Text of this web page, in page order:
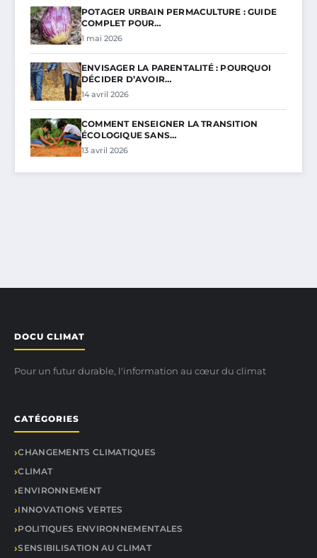
POTAGER URBAIN PERMACULTURE : GUIDE
COMPLET POUR…
1 mai 2026
ENVISAGER LA PARENTALITÉ : POURQUOI
DÉCIDER D’AVOIR…
14 avril 2026
COMMENT ENSEIGNER LA TRANSITION
ÉCOLOGIQUE SANS…
13 avril 2026
DOCU CLIMAT
Pour un futur durable, l'information au cœur du climat
CATÉGORIES
CHANGEMENTS CLIMATIQUES
CLIMAT
ENVIRONNEMENT
INNOVATIONS VERTES
POLITIQUES ENVIRONNEMENTALES
SENSIBILISATION AU CLIMAT